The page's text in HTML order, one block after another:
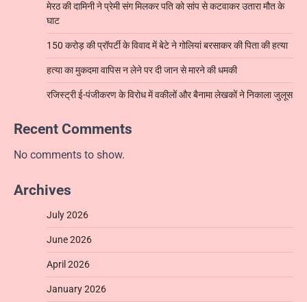
मेरठ की दामिनी ने प्रेमी संग मिलकर पति को सांप से कटवाकर उतारा मौत के
घाट
150 करोड़ की प्रॉपर्टी के विवाद में बेटे ने गोलियां बरसाकर की पिता की हत्या
हत्या का मुकदमा वापिस न लेने पर दी जान से मारने की धमकी
रजिस्ट्री ई-पंजीकरण के विरोध में वकीलों और बैनामा लेखकों ने निकाला जुलूस
Recent Comments
No comments to show.
Archives
July 2026
June 2026
April 2026
January 2026